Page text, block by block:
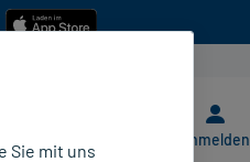
Anmelden
Sie mit uns